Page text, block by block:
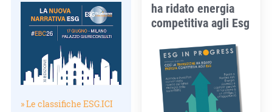
» Le classifiche ESG.ICI
ha ridato energia
competitiva agli Esg